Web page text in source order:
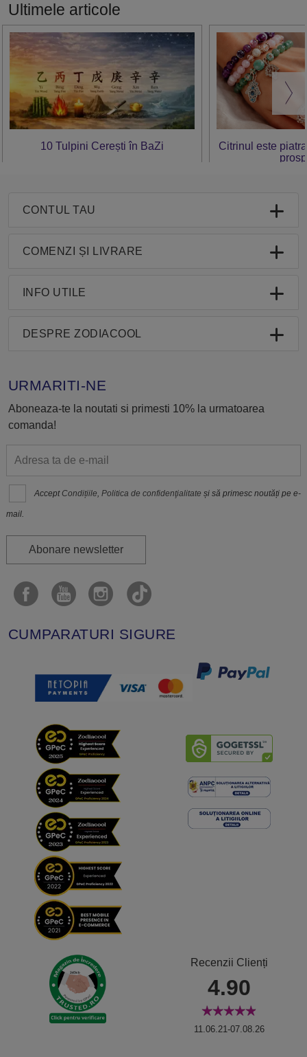
Ultimele articole
10 Tulpini Cerești în BaZi
Citrinul este
CONTUL TAU
COMENZI ȘI LIVRARE
INFO UTILE
DESPRE ZODIACOOL
URMARITI-NE
Aboneaza-te la noutati si primesti 10% la urmatoarea
comanda!
Accept Condițiile,Politica de confidenţialitate și să primesc noutăți pe e-
mail.
Abonare newsletter
CUMPARATURI SIGURE
Recenzii Clienți
4.90
11.06.21-07.08.26